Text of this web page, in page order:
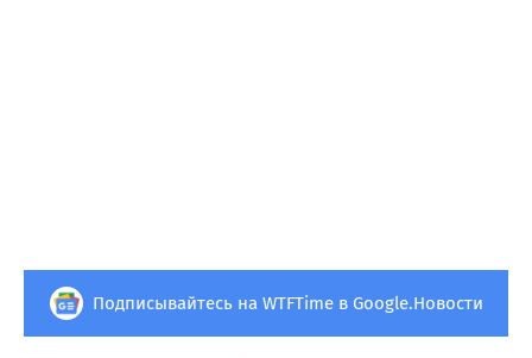
Подписывайтесь на WTFTime в Google.Новости